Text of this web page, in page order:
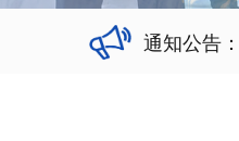
通知公告：